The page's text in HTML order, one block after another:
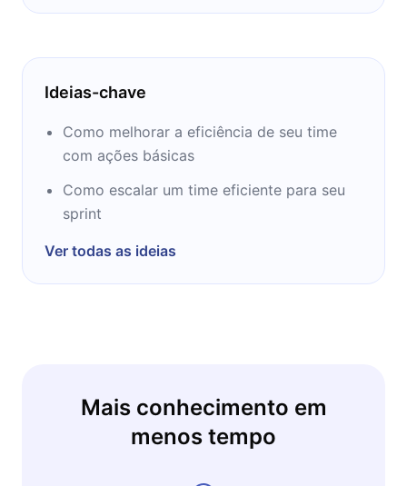
designer na Oakley, posteriormente
Microsoft Encarta.
Ideias-chave
Como melhorar a eficiência de seu time
com ações básicas
Como escalar um time eficiente para seu
sprint
Ver todas as ideias
Mais conhecimento em
menos tempo